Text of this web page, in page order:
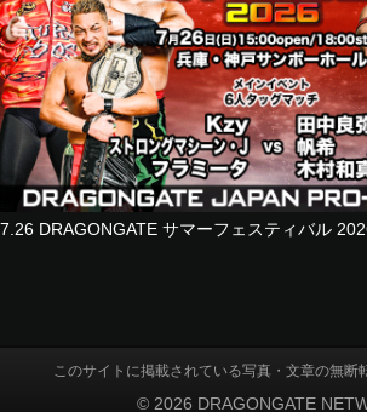
7.26 DRAGONGATE サマーフェスティバル
このサイトに掲載されている写真・文章の無断
© 2026 DRAGONGATE